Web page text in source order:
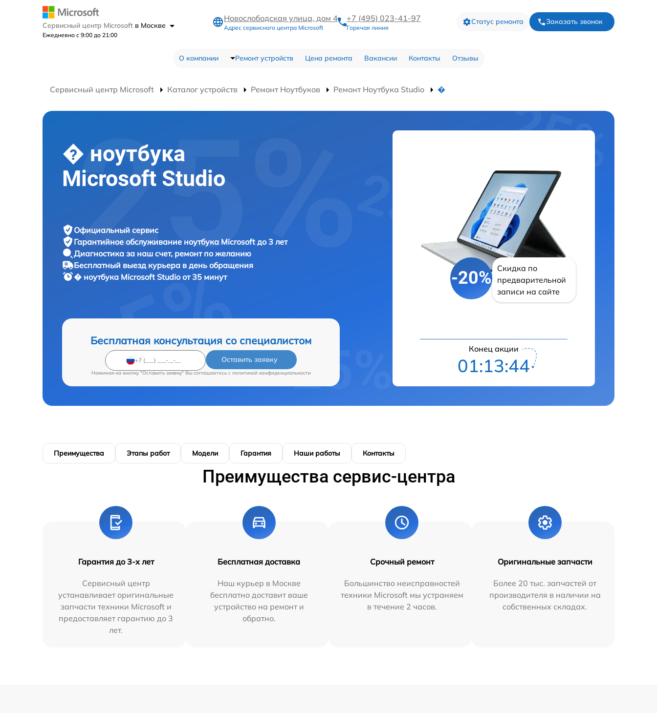
Сервисный центр Microsoft в Москве
Ежедневно с 9:00 до 21:00
Новослободская улица, дом 4
Адрес сервисного центра Microsoft
+7 (495) 023-41-97
Горячая линия
Статус ремонта Заказать звонок
О компании Ремонт устройств Цена ремонта Вакансии Контакты Отзывы
Сервисный центр Microsoft Каталог устройств Ремонт Ноутбуков Ремонт Ноутбука Studio �
� ноутбука
Microsoft Studio
Официальный сервис
Гарантийное обслуживание ноутбука Microsoft до 3 лет
Диагностика за наш счет, ремонт по желанию
Бесплатный выезд курьера в день обращения
� ноутбука Microsoft Studio от 35 минут
Бесплатная консультация со специалистом
Оставить заявку
Нажимая на кнопку "Оставить заявку" Вы соглашаетесь c политикой конфиденциальности
-20%
Скидка по
предварительной
записи на сайте
Конец акции
01:13:43
Преимущества Этапы работ Модели Гарантия Наши работы Контакты
Преимущества сервис-центра
Гарантия до 3-х лет
Сервисный центр
устанавливает оригинальные
запчасти техники Microsoft и
предоставляет гарантию до 3
лет.
Бесплатная доставка
Наш курьер в Москве
бесплатно доставит ваше
устройство на ремонт и
обратно.
Срочный ремонт
Большинство неисправностей
техники Microsoft мы устраняем
в течение 2 часов.
Оригинальные запчасти
Более 20 тыс. запчастей от
производителя в наличии на
собственных складах.